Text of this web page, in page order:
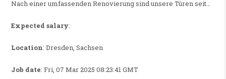
Nach einer umfassenden Renovierung sind unsere Türen seit…
Expected salary:
Location: Dresden, Sachsen
Job date: Fri, 07 Mar 2025 08:23:41 GMT